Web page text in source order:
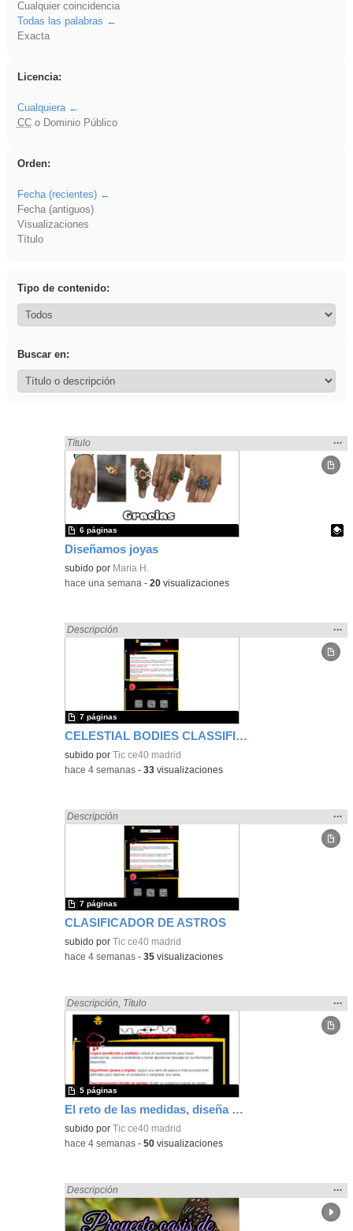
Cualquier coincidencia
Todas las palabras
Exacta
Licencia:
Cualquiera
CCo Dominio Público
Orden:
Fecha (recientes)
Fecha (antiguos)
Visualizaciones
Título
Tipo de contenido:
Buscar en:
Diseñamos joyas
Encontrado «Diseño» en:
Título
la
…
Contenido educativo.
subido por Maria H.
6 páginas
-hace una semana -20 visualizaciones
CELESTIAL BODIES CLASSIFIER
Encontrado «Diseño» en:
Descripción
la
…
subido porTic ce40 madrid
7 páginas
-hace 4 semanas -33 visualizaciones
CLASIFICADOR DE ASTROS
Encontrado «Diseño» en:
Descripción
la
…
subido porTic ce40 madrid
7 páginas
-hace 4 semanas -35 visualizaciones
El reto de las medidas, diseña el camino perfecto para tu robot
Encontrado «Diseño» en:
Descripción Título
la
…
subido porTic ce40 madrid
5 páginas
-hace 4 semanas -50 visualizaciones
Encontrado «Diseño» en:
Descripción
la
…